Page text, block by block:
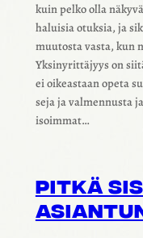
kuin pelko olla
ha­lui­sia otuk­sia, ja
muutosta vasta, kun
Yksi­ny­rit­tä­jyys on
ei oikeas­taan opeta
seja ja valmen­nusta
isoim­mat…
PITKÄ